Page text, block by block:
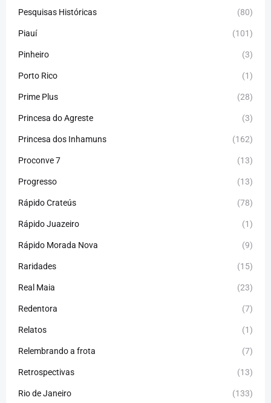
Pesquisas Históricas (80)
Piauí (101)
Pinheiro (3)
Porto Rico (1)
Prime Plus (28)
Princesa do Agreste (3)
Princesa dos Inhamuns (162)
Proconve 7 (13)
Progresso (13)
Rápido Crateús (78)
Rápido Juazeiro (1)
Rápido Morada Nova (9)
Raridades (15)
Real Maia (23)
Redentora (7)
Relatos (1)
Relembrando a frota (7)
Retrospectivas (13)
Rio de Janeiro (133)